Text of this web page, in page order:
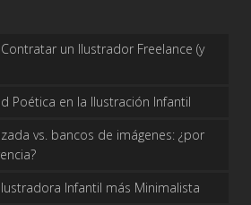
un Ilustrador Freelance (y
Poética en la Ilustración Infantil
vs. bancos de imágenes: ¿por
Infantil más Minimalista